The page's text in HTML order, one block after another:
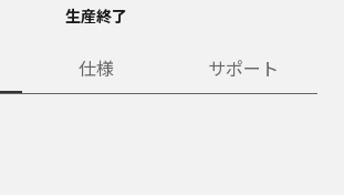
生産終了
仕様 サポート